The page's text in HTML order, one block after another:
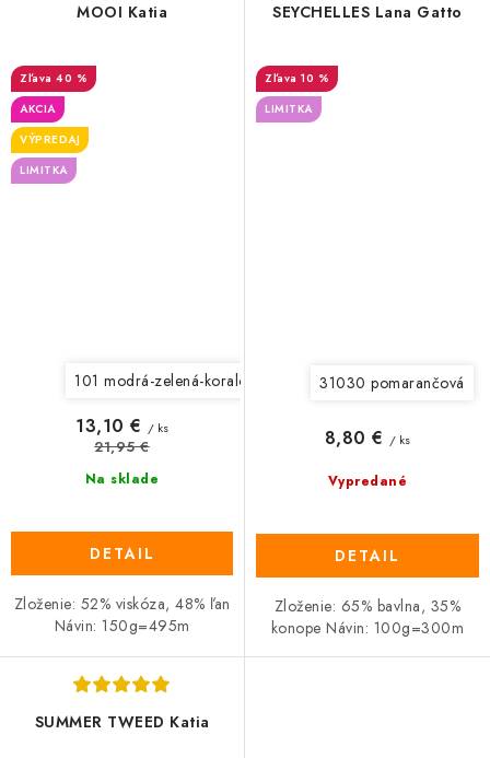
MOOI Katia
40 %
AKCIA
VÝPREDAJ
LIMITKA
101 modrá-zelená-koralová-pistáciová 103 modrá-
Na sklade
13,10 € / ks
21,95 €
DETAIL
Zloženie: 52% viskóza, 48% ľan
Návin: 150g=495m
SEYCHELLES Lana Gatto
10 %
LIMITKA
31030 pomarančová
Vypredané
8,80 € / ks
DETAIL
Zloženie: 65% bavlna, 35%
konope Návin: 100g=300m
SUMMER TWEED Katia